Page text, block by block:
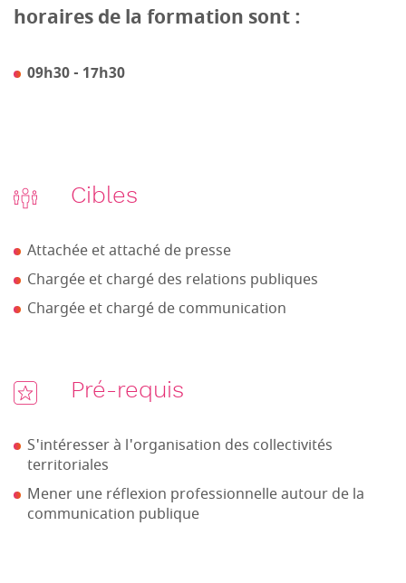
horaires de la formation sont :
09h30 - 17h30
Cibles
Attachée et attaché de presse
Chargée et chargé des relations publiques
Chargée et chargé de communication
Pré-requis
S'intéresser à l'organisation des collectivités
territoriales
Mener une réflexion professionnelle autour de la
communication publique